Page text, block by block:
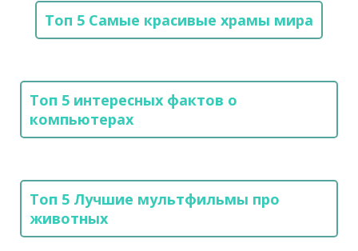
Топ 5 Самые красивые храмы мира
Топ 5 интересных фактов о
компьютерах
Топ 5 Лучшие мультфильмы про
животных